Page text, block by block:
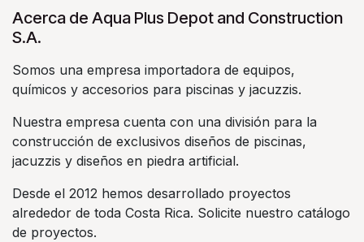
Acerca de Aqua Plus Depot and Construction
S.A.
Somos una empresa importadora de equipos,
químicos y accesorios para piscinas y jacuzzis.
Nuestra empresa cuenta con una división para la
construcción de exclusivos diseños de piscinas,
jacuzzis y diseños en piedra artificial.
Desde el 2012 hemos desarrollado proyectos
alrededor de toda Costa Rica. Solicite nuestro catálogo
de proyectos.